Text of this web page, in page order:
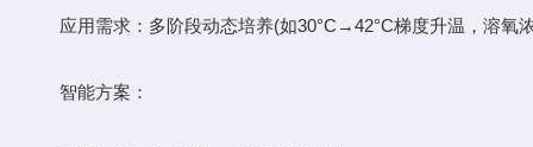
应用需求​​：多阶段动态培养(如30°C→42°C梯度升温，溶氧
​​智能方案​​：